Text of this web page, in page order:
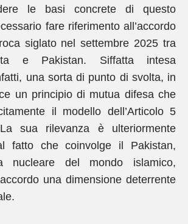
le basi concrete di questo
fare riferimento all’accordo
siglato nel settembre 2025 tra
e Pakistan. Siffatta intesa
una sorta di punto di svolta, in
un principio di mutua difesa che
il modello dell’Articolo 5
sua rilevanza è ulteriormente
fatto che coinvolge il Pakistan,
nucleare del mondo islamico,
una dimensione deterrente